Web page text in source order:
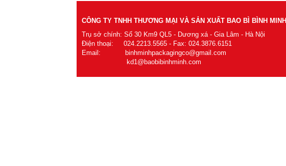
CÔNG TY TNHH THƯƠNG MẠI VÀ SẢN XUẤT BAO BÌ BÌNH MINH
Trụ sở chính: Số 30 Km9 QL5 - Dương xá - Gia Lâm - Hà Nội
Điện thoại: 024.2213.5565 - Fax: 024.3876.6151
Email: binhminhpackagingco@gmail.com
kd1@baobibinhminh.com